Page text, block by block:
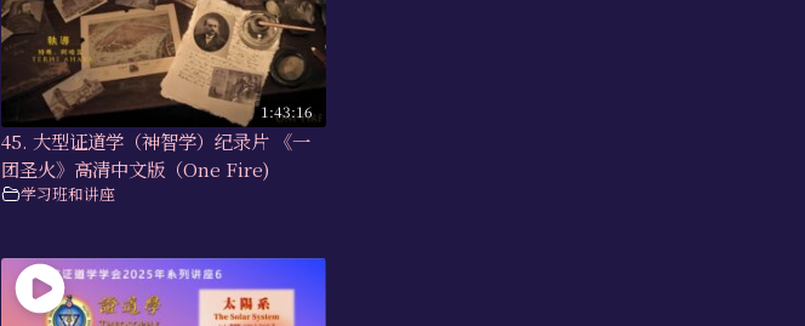
1:43:16
45. 大型证道学（神智学）纪录片 《一
团圣火》高清中文版（One Fire)
学习班和讲座